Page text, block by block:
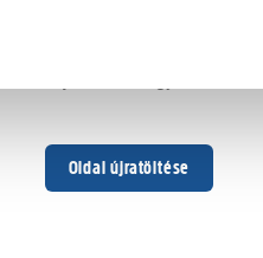
Oldal újratöltése